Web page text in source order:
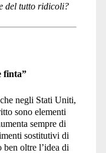
del tutto ridicoli?
finta”
negli Stati Uniti,
sono elementi
sempre di
sostitutivi di
oltre l’idea di